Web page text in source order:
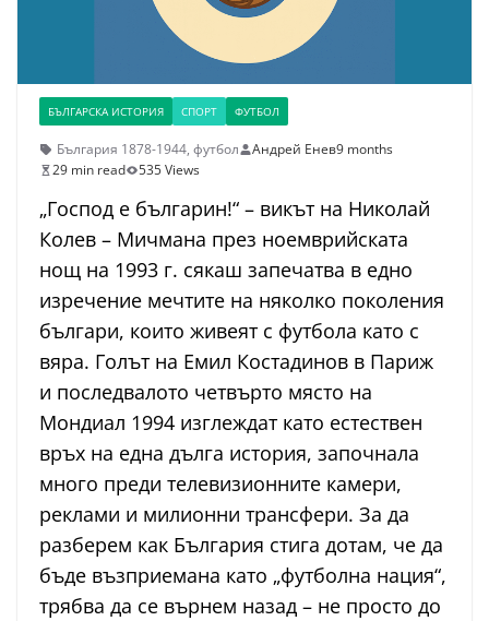
БЪЛГАРСКА ИСТОРИЯ СПОРТ ФУТБОЛ
България 1878-1944, футбол Андрей Енев9 months
29 min read
535 Views
„Господ е българин!“ – викът на Николай
Колев – Мичмана през ноемврийската
нощ на 1993 г. сякаш запечатва в едно
изречение мечтите на няколко поколения
българи, които живеят с футбола като с
вяра. Голът на Емил Костадинов в Париж
и последвалото четвърто място на
Мондиал 1994 изглеждат като естествен
връх на една дълга история, започнала
много преди телевизионните камери,
реклами и милионни трансфери. За да
разберем как България стига дотам, че да
бъде възприемана като „футболна нация“,
трябва да се върнем назад – не просто до